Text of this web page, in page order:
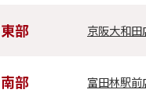
部 京阪大和田
部 富田林駅前